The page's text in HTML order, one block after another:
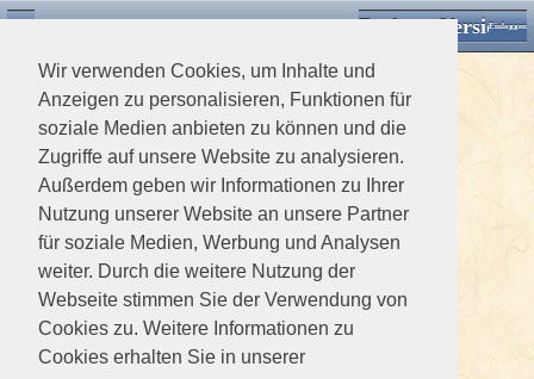
Wir verwenden Cookies, um Inhalte und
Anzeigen zu personalisieren, Funktionen für
soziale Medien anbieten zu können und die
Zugriffe auf unsere Website zu analysieren.
Außerdem geben wir Informationen zu Ihrer
Nutzung unserer Website an unsere Partner
für soziale Medien, Werbung und Analysen
weiter. Durch die weitere Nutzung der
Webseite stimmen Sie der Verwendung von
Cookies zu. Weitere Informationen zu
Cookies erhalten Sie in unserer
Desktop VersionEinloggen